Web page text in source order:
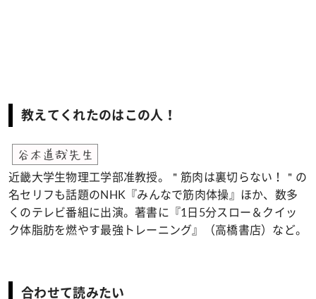
教えてくれたのはこの人！
谷本道哉先生
近畿大学生物理工学部准教授。＂筋肉は裏切らない！＂の
名セリフも話題のNHK『みんなで筋肉体操』ほか、数多
くのテレビ番組に出演。著書に『1日5分スロー＆クイッ
ク体脂肪を燃やす最強トレーニング』（高橋書店）など。
合わせて読みたい